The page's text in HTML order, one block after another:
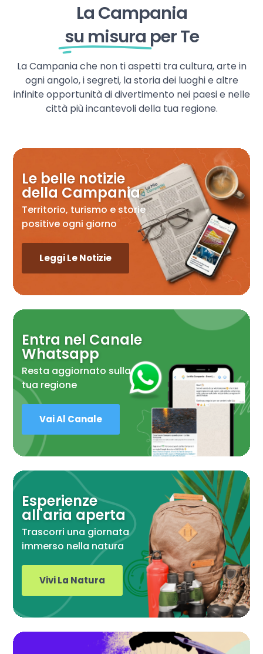
La Campania
su misura per Te
La Campania che non ti aspetti tra cultura, arte in
ogni angolo, i segreti, la storia dei luoghi e altre
infinite opportunità di divertimento nei paesi e nelle
città più incantevoli della tua regione.
Le belle notizie
della Campania
Territorio, turismo e storie
positive ogni giorno
Leggi Le Notizie
Entra nel Canale
Whatsapp
Resta aggiornato sulla
tua regione
Vai Al Canale
Esperienze
all'aria aperta
Trascorri una giornata
immerso nella natura
Vivi La Natura